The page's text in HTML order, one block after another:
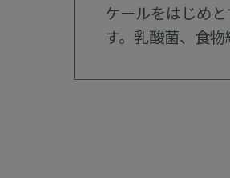
ケールをはじめ
す。乳酸菌、食